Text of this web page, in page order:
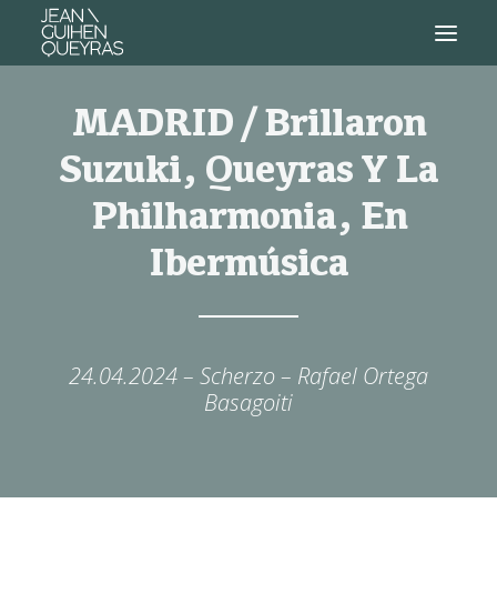
MADRID / Brillaron
Suzuki, Queyras Y La
Philharmonia, En
Ibermúsica
24.04.2024 – Scherzo – Rafael Ortega
Basagoiti